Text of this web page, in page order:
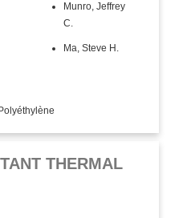
Munro, Jeffrey
C.
Ma, Steve H.
THERMAL